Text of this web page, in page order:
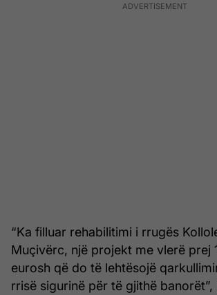
“Ka filluar rehabilitimi i rrugës
Muçivërc, një projekt me vlerë prej
eurosh që do të lehtësojë
rrisë sigurinë për të gjithë banorët”,